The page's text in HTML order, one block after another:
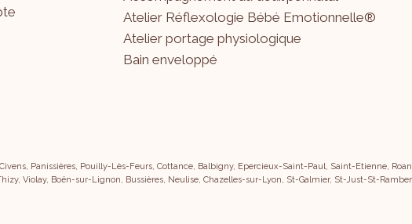
Atelier Réflexologie Bébé Emotionnelle®
Atelier portage physiologique
Bain enveloppé
Panissières, Pouilly-Lès-Feurs, Cottance, Balbigny, Epercieux-Saint-Paul, Saint-Etienne,
Violay, Boën-sur-Lignon, Bussières, Neulise, Chazelles-sur-Lyon, St-Galmier, St-Just-St-